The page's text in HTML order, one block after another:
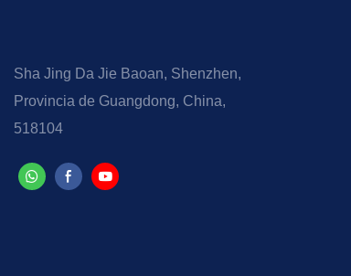
Sha Jing Da Jie Baoan, Shenzhen,
Provincia de Guangdong, China,
518104